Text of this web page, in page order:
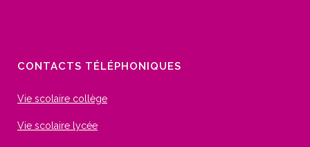
CONTACTS TÉLÉPHONIQUES
Vie scolaire collège
Vie scolaire lycée